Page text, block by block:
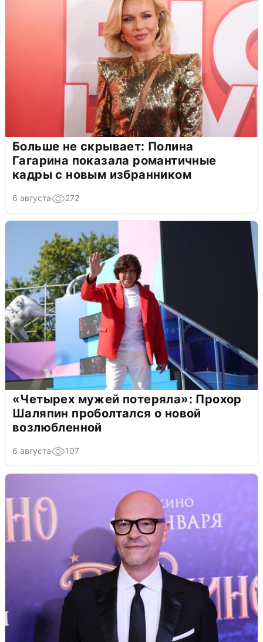
Больше не скрывает: Полина
Гагарина показала романтичные
кадры с новым избранником
6 августа 272
«Четырех мужей потеряла»: Прохор
Шаляпин проболтался о новой
возлюбленной
6 августа 107